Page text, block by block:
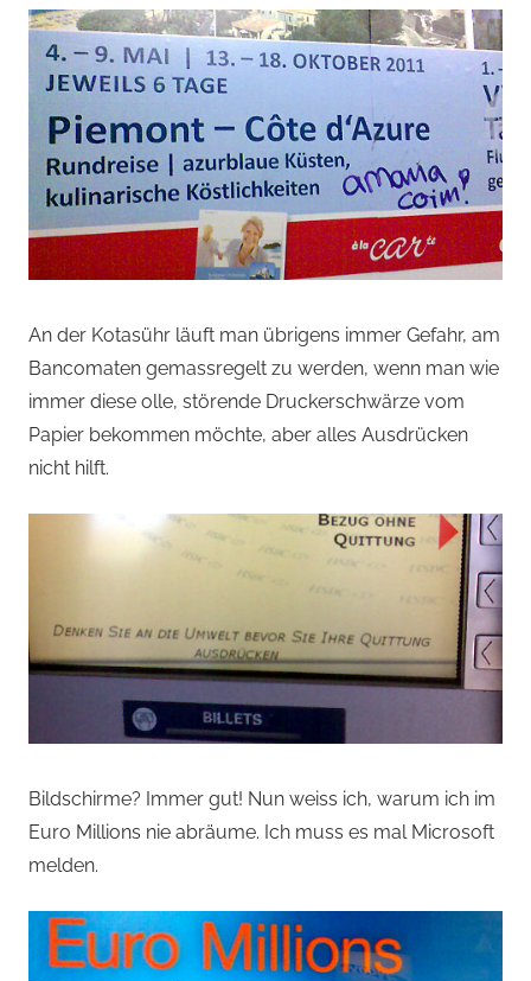
An der Kotasühr läuft man übrigens immer Gefahr, am
Bancomaten gemassregelt zu werden, wenn man wie
immer diese olle, störende Druckerschwärze vom
Papier bekommen möchte, aber alles Ausdrücken
nicht hilft.
Bildschirme? Immer gut! Nun weiss ich, warum ich im
Euro Millions nie abräume. Ich muss es mal Microsoft
melden.